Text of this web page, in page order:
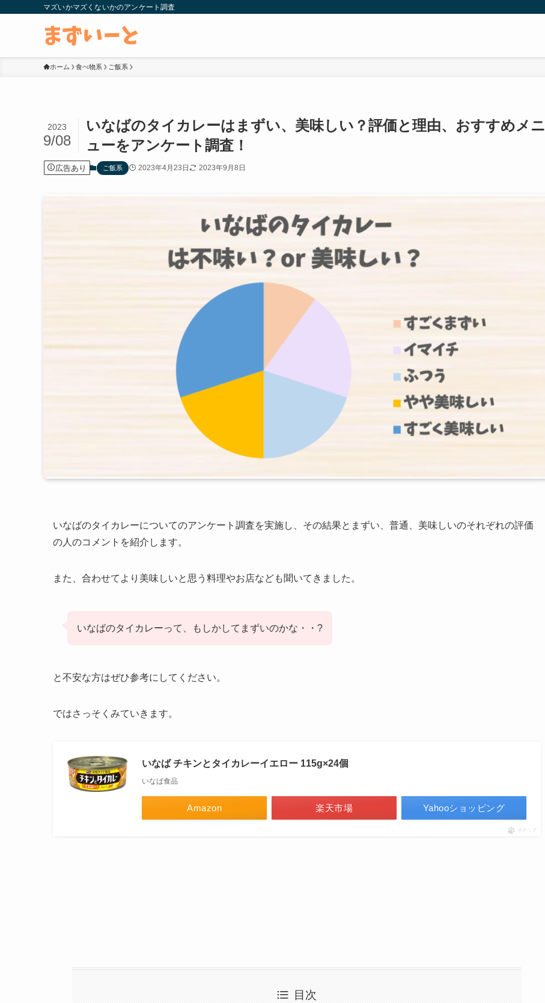
マズいかマズくないかのアンケート調査
ホーム 食べ物系 ご飯系
いなばのタイカレーはまずい、美味しい？評価と理由、おすすめメニ
ューをアンケート調査！
2023
9/08
広告あり ご飯系 2023年4月23日 2023年9月8日
いなばのタイカレーについてのアンケート調査を実施し、その結果とまずい、普通、美味しいのそれぞれの評価
の人のコメントを紹介します。
また、合わせてより美味しいと思う料理やお店なども聞いてきました。
いなばのタイカレーって、もしかしてまずいのかな・・?
と不安な方はぜひ参考にしてください。
ではさっそくみていきます。
いなば チキンとタイカレーイエロー 115g×24個
いなば食品
Amazon 楽天市場 Yahooショッピング
ポチップ
目次